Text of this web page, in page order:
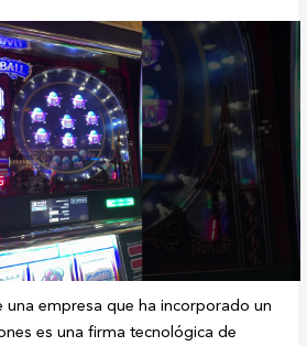
empresa que ha incorporado un
es una firma tecnológica de